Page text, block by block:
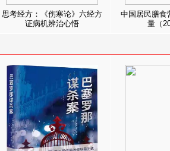
思考经方：《伤寒论》六经方
证病机辨治心悟
中国居民膳食
量（